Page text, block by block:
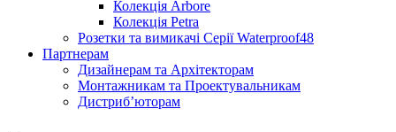
Колекція Arbore
Колекція Petra
Розетки та вимикачі Серії Waterproof48
Партнерам
Дизайнерам та Архітекторам
Монтажникам та Проектувальникам
Дистриб’юторам